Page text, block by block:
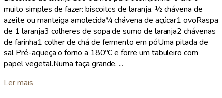
muito simples de fazer: biscoitos de laranja. ½ chávena de
azeite ou manteiga amolecida¾ chávena de açúcar1 ovoRaspa
de 1 laranja3 colheres de sopa de sumo de laranja2 chávenas
de farinha1 colher de chá de fermento em póUma pitada de
sal Pré-aqueça o forno a 180ºC e forre um tabuleiro com
papel vegetal.Numa taça grande, ...
Ler mais